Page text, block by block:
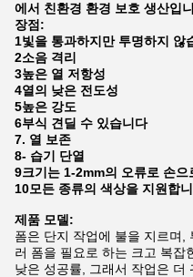
에서 친환경 환경 보호 생산입
장점:
1빛을 통과하지만 투명하지 않
2소음 격리
3높은 열 저항성
4열의 낮은 전도성
5높은 강도
6부식 견딜 수 있습니다
7. 열 보존
8- 습기 단열
9크기는 1-2mm의 오류로 손으
10모든 종류의 색상을 지원합
제품 모델:
폼은 단지 작업에 불을 지르며,
러 폼을 필요로 하는 크고 복잡
낮은 성공률, 그래서 작업은 더